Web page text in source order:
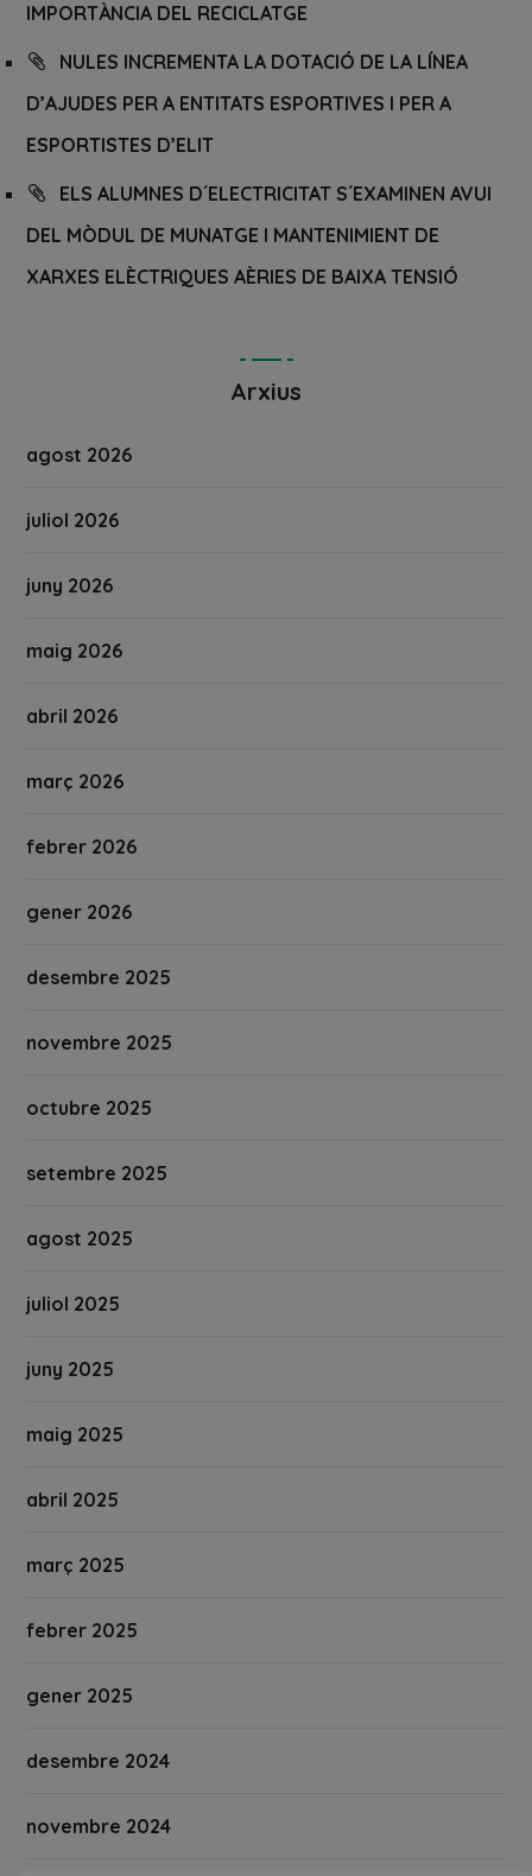
IMPORTÀNCIA DEL RECICLATGE
NULES INCREMENTA LA DOTACIÓ DE LA LÍNEA
D’AJUDES PER A ENTITATS ESPORTIVES I PER A
ESPORTISTES D’ELIT
ELS ALUMNES D´ELECTRICITAT S´EXAMINEN AVUI
DEL MÒDUL DE MUNATGE I MANTENIMIENT DE
XARXES ELÈCTRIQUES AÈRIES DE BAIXA TENSIÓ
Arxius
agost 2026
juliol 2026
juny 2026
maig 2026
abril 2026
març 2026
febrer 2026
gener 2026
desembre 2025
novembre 2025
octubre 2025
setembre 2025
agost 2025
juliol 2025
juny 2025
maig 2025
abril 2025
març 2025
febrer 2025
gener 2025
desembre 2024
novembre 2024